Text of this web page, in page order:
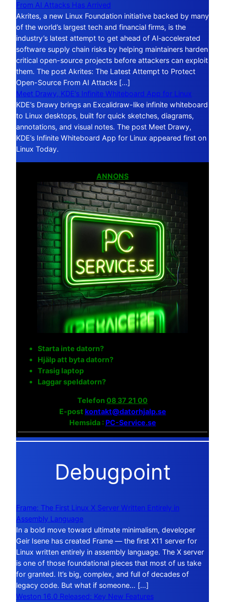
From AI Attacks Has Arrived
Akrites, a new Linux Foundation initiative backed by many
of the world’s largest tech and financial firms, is the
industry’s latest attempt to get ahead of AI‑accelerated
software supply chain risks by helping maintainers harden
critical open-source projects before attackers can exploit
them. The post Akrites: The Latest Attempt to Protect
Open-Source From AI Attacks […]
Meet Drawy, KDE’s Infinite Whiteboard App for Linux
KDE’s Drawy brings an Excalidraw-like infinite whiteboard
to Linux desktops, built for quick sketches, diagrams,
annotations, and visual notes. The post Meet Drawy,
KDE’s Infinite Whiteboard App for Linux appeared first on
Linux Today.
ANNONS
Starta inte datorn?
Hjälp att byta datorn?
Trasig laptop
Laggar speldatorn?
Telefon 08 37 21 00
E-post kontakt@datorhjalp.se
Hemsida :PC-Service.se
Debugpoint
Frame: The First Linux X Server Written Entirely in
Assembly Language
In a bold move toward ultimate minimalism, developer
Geir Isene has created Frame — the first X11 server for
Linux written entirely in assembly language. The X server
is one of those foundational pieces that most of us take
for granted. It’s big, complex, and full of decades of
legacy code. But what if someone… […]
Weston 16.0 Released: Key New Features